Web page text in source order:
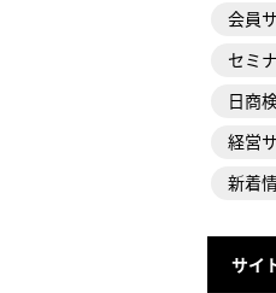
会員
セミ
日商
経営
新着
サイ